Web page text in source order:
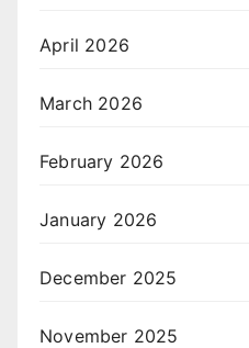
April 2026
March 2026
February 2026
January 2026
December 2025
November 2025